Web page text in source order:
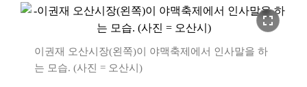
fullscreen
이권재 오산시장(왼쪽)이 야맥축제에서 인사말을 하
는 모습. (사진 = 오산시)